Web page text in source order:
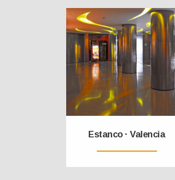
Estanco · Valencia